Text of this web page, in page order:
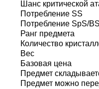
Шанс критической
Потребление SS
Потребление SpS/
Ранг предмета
Количество
Вес
Базовая цена
Предмет
Предмет можно